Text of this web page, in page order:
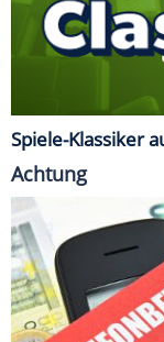
Spiele-Klassiker
Achtung